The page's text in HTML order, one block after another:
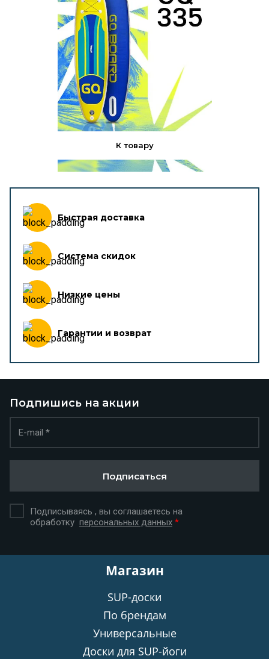
К товару
Быстрая доставка
Система скидок
Низкие цены
Гарантии и возврат
Подпишись на акции
Подписываясь , вы соглашаетесь на
обработку персональных данных *
Подписаться
Магазин
SUP-доски
По брендам
Универсальные
Доски для SUP-йоги